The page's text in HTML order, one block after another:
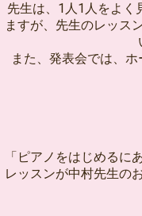
先生は、1人1人をよく
ますが、先生のレッス
また、発表会では、
「ピアノをはじめる
レッスンが中村先生の